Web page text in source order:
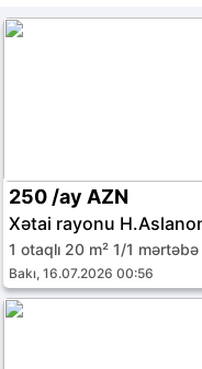
250 /ay AZN
1 otaqlı 20 m² 1/1 mərtəbə
Bakı, 16.07.2026 00:56